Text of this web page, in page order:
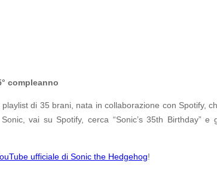
compleanno
di 35 brani, nata in collaborazione con Spotify,
vai su Spotify, cerca “Sonic’s 35th Birthday” e
ufficiale di Sonic the Hedgehog!